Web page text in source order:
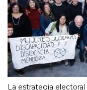
La estrategia